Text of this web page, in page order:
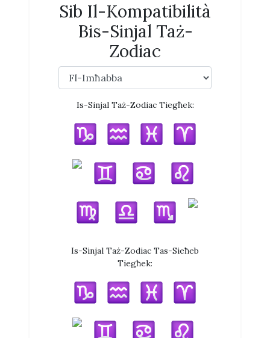
Sib Il-Kompatibilità
Bis-Sinjal Taż-
Zodiac
Is-Sinjal Taż-Zodiac Tiegħek:
Is-Sinjal Taż-Zodiac Tas-Sieħeb
Tiegħek: